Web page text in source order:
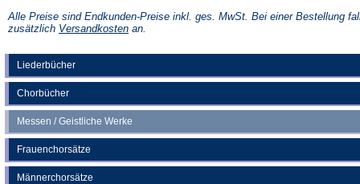
Liederbücher
Chorbücher
Messen / Geistliche Werke
Frauenchorsätze
Männerchorsätze
einem
neuen
Alle Preise sind Endkunden-Preise inkl. ges. MwSt. Bei einer Bestellung
zusätzlich Versandkosten(Öffnet
an.